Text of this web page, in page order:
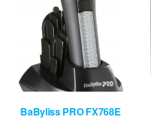
BaByliss PRO FX768E